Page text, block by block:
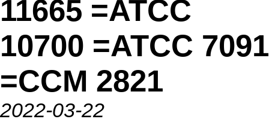
11665 =ATCC
10700 =ATCC 7091
=CCM 2821
2022-03-22